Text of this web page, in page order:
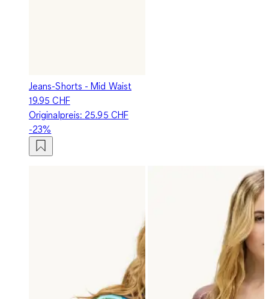
Jeans-Shorts - Mid Waist
19.95 CHF
Originalpreis: 25.95 CHF
-23%